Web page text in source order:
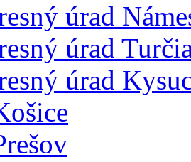
úrad
úrad
úrad